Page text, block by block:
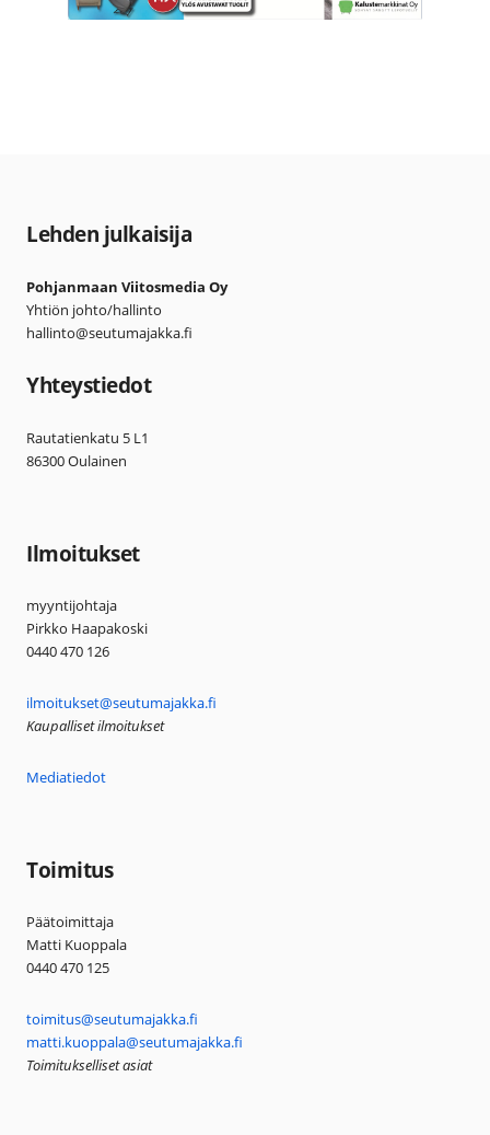
Lehden julkaisija
Pohjanmaan Viitosmedia Oy
Yhtiön johto/hallinto
hallinto@seutumajakka.fi
Yhteystiedot
Rautatienkatu 5 L1
86300 Oulainen
Ilmoitukset
myyntijohtaja
Pirkko Haapakoski
0440 470 126
ilmoitukset@seutumajakka.fi
Kaupalliset ilmoitukset
Mediatiedot
Toimitus
Päätoimittaja
Matti Kuoppala
0440 470 125
toimitus@seutumajakka.fi
matti.kuoppala@seutumajakka.fi
Toimitukselliset asiat